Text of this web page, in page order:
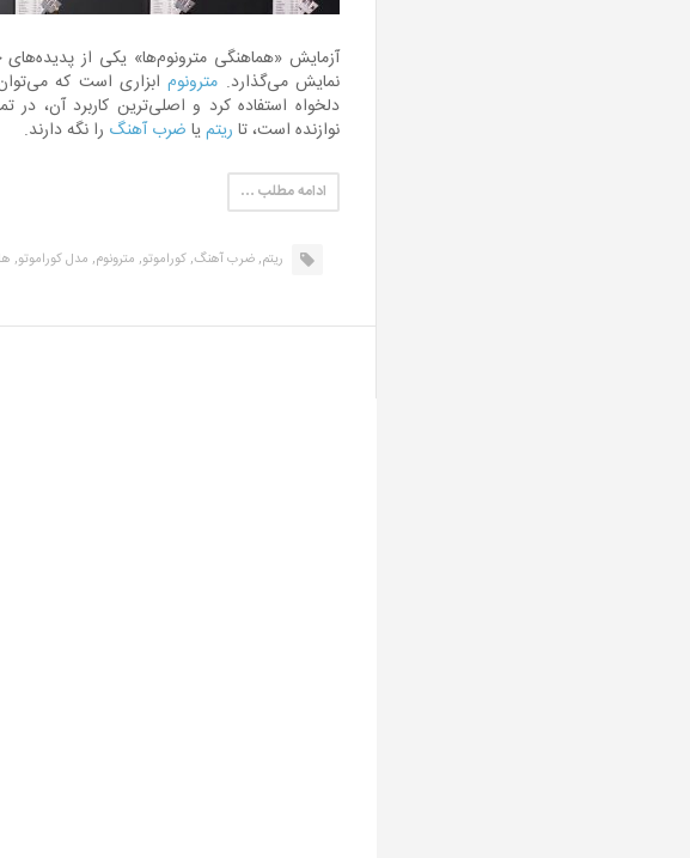
آزمایش «هماهنگی مترونوم‌ها» یکی از
نمایش می‌گذارد. مترونومابزاری است که می‌توان
دلخواه استفاده کرد و اصلی‌ترین کاربرد آن،
نوازنده است، تا ریتمیا ضرب آهنگ را نگه دارند.
ادامه مطلب …
ریتم,ضرب آهنگ,کوراموتو, مترونوم, مدل کوراموتو,